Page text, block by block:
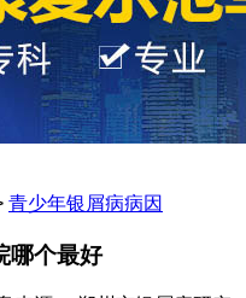
青少年银屑病病因
哪个最好